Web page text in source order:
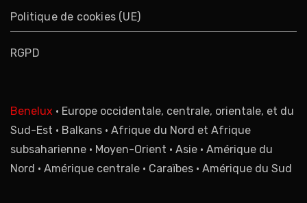
Politique de cookies (UE)
RGPD
Benelux • Europe occidentale, centrale, orientale, et du
Sud-Est • Balkans • Afrique du Nord et Afrique
subsaharienne • Moyen-Orient • Asie • Amérique du
Nord • Amérique centrale • Caraïbes • Amérique du Sud